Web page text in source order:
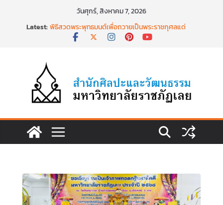
วันศุกร์, สิงหาคม 7, 2026
Latest:
พิธีบำเพ็ญกุศลสวดพระอภิธรรม เพื่ออุทิศถวายพระ
กุศลแด่ สมเด็จพระเจ้าลูกเธอ เจ้าฟ้าพัชรกิติยาภา นเร
นทิราเทพยวดี กรมหลวงราชสาริณีสิริพัชร มหาวัชร
พิธีบำเพ็ญกุศล ทำบุญตักบาตร เนื่องในวาระครบ
ครบ ๑๕ วัน (ปัณรสมวาร) แห่งการสิ้นพระชนม์
สมเด็จพระเจ้าลูกเธอ เจ้าฟ้าพัชรกิติยาภาฯ
นำงานวิจัยเรื่องการถ่ายทอดจิตรกรรมฝาผนังวัด
โพธิ์ชัยนาพึงผ่านงานศิลปะภาพพิมพ์ฯ ระหว่างวันที่ 22
– 26 มิถุนายน 2569
เชียงคานเปิดงานยิ่งใหญ่ ฉลองครบรอบ ๑๑๕ ปี
สืบสานวัฒนธรรมประเพณีผ่านศาสตร์พระราชา สู่การ